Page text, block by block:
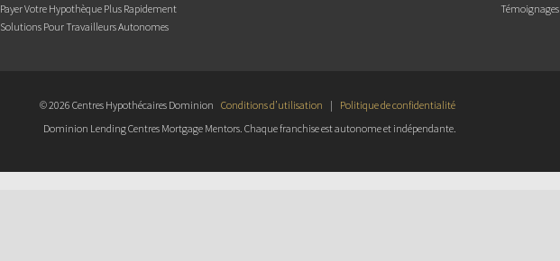
Payer Votre Hypothèque Plus Rapidement
Solutions Pour Travailleurs Autonomes
Témoignages
© 2026 Centres Hypothécaires Dominion Conditions d’utilisation |
Politique de confidentialité
Dominion Lending Centres Mortgage Mentors. Chaque franchise est autonome et indépendante.